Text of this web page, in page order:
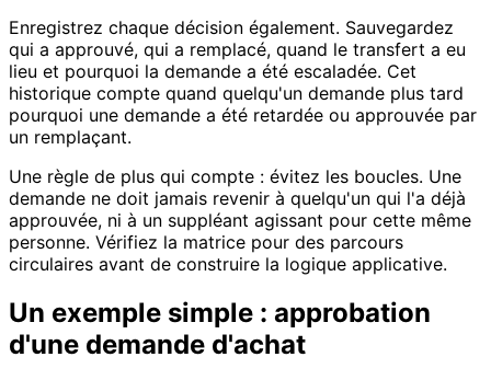
Enregistrez chaque décision également. Sauvegardez
qui a approuvé, qui a remplacé, quand le transfert a eu
lieu et pourquoi la demande a été escaladée. Cet
historique compte quand quelqu'un demande plus tard
pourquoi une demande a été retardée ou approuvée par
un remplaçant.
Une règle de plus qui compte : évitez les boucles. Une
demande ne doit jamais revenir à quelqu'un qui l'a déjà
approuvée, ni à un suppléant agissant pour cette même
personne. Vérifiez la matrice pour des parcours
circulaires avant de construire la logique applicative.
Un exemple simple : approbation
d'une demande d'achat